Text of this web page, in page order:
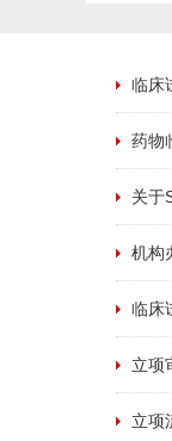
临床
药物
关于
机构
临床
立项
立项